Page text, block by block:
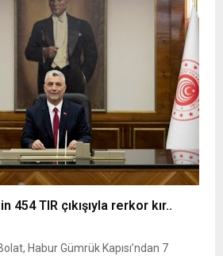
454 TIR çıkışıyla rerkor kır..
Habur Gümrük Kapısı’ndan 7